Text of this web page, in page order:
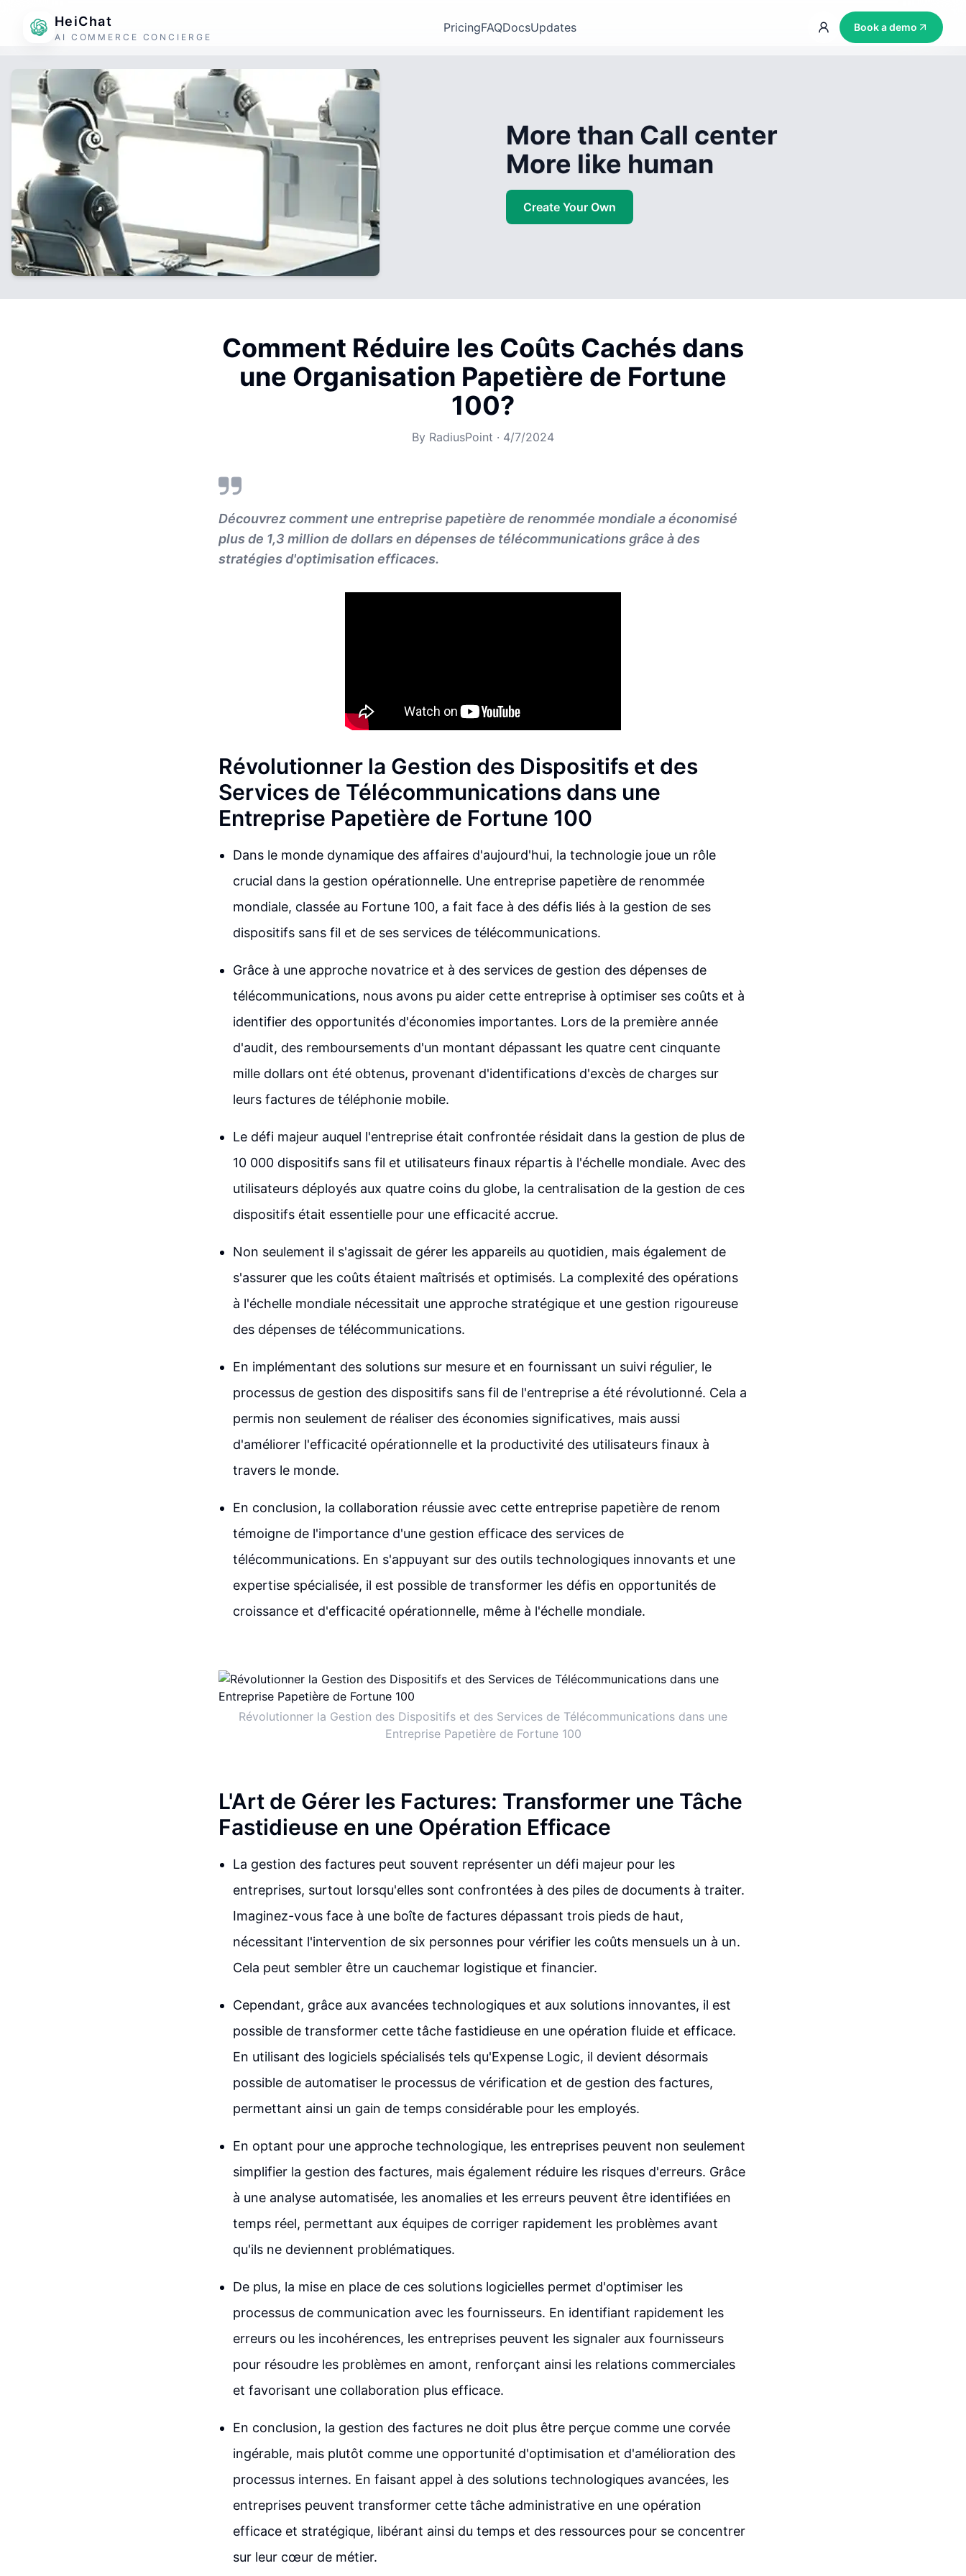
HeiChat
AI COMMERCE CONCIERGE
PricingFAQDocsUpdates Book a demo
More than Call center
More like human
Create Your Own
Comment Réduire les Coûts Cachés dans
une Organisation Papetière de Fortune
100?
By RadiusPoint · 4/7/2024
Découvrez comment une entreprise papetière de renommée mondiale a économisé
plus de 1,3 million de dollars en dépenses de télécommunications grâce à des
stratégies d'optimisation efficaces.
Révolutionner la Gestion des Dispositifs et des
Services de Télécommunications dans une
Entreprise Papetière de Fortune 100
Dans le monde dynamique des affaires d'aujourd'hui, la technologie joue un rôle
crucial dans la gestion opérationnelle. Une entreprise papetière de renommée
mondiale, classée au Fortune 100, a fait face à des défis liés à la gestion de ses
dispositifs sans fil et de ses services de télécommunications.
Grâce à une approche novatrice et à des services de gestion des dépenses de
télécommunications, nous avons pu aider cette entreprise à optimiser ses coûts et à
identifier des opportunités d'économies importantes. Lors de la première année
d'audit, des remboursements d'un montant dépassant les quatre cent cinquante
mille dollars ont été obtenus, provenant d'identifications d'excès de charges sur
leurs factures de téléphonie mobile.
Le défi majeur auquel l'entreprise était confrontée résidait dans la gestion de plus de
10 000 dispositifs sans fil et utilisateurs finaux répartis à l'échelle mondiale. Avec des
utilisateurs déployés aux quatre coins du globe, la centralisation de la gestion de ces
dispositifs était essentielle pour une efficacité accrue.
Non seulement il s'agissait de gérer les appareils au quotidien, mais également de
s'assurer que les coûts étaient maîtrisés et optimisés. La complexité des opérations
à l'échelle mondiale nécessitait une approche stratégique et une gestion rigoureuse
des dépenses de télécommunications.
En implémentant des solutions sur mesure et en fournissant un suivi régulier, le
processus de gestion des dispositifs sans fil de l'entreprise a été révolutionné. Cela a
permis non seulement de réaliser des économies significatives, mais aussi
d'améliorer l'efficacité opérationnelle et la productivité des utilisateurs finaux à
travers le monde.
En conclusion, la collaboration réussie avec cette entreprise papetière de renom
témoigne de l'importance d'une gestion efficace des services de
télécommunications. En s'appuyant sur des outils technologiques innovants et une
expertise spécialisée, il est possible de transformer les défis en opportunités de
croissance et d'efficacité opérationnelle, même à l'échelle mondiale.
Révolutionner la Gestion des Dispositifs et des Services de Télécommunications dans une
Entreprise Papetière de Fortune 100
L'Art de Gérer les Factures: Transformer une Tâche
Fastidieuse en une Opération Efficace
La gestion des factures peut souvent représenter un défi majeur pour les
entreprises, surtout lorsqu'elles sont confrontées à des piles de documents à traiter.
Imaginez-vous face à une boîte de factures dépassant trois pieds de haut,
nécessitant l'intervention de six personnes pour vérifier les coûts mensuels un à un.
Cela peut sembler être un cauchemar logistique et financier.
Cependant, grâce aux avancées technologiques et aux solutions innovantes, il est
possible de transformer cette tâche fastidieuse en une opération fluide et efficace.
En utilisant des logiciels spécialisés tels qu'Expense Logic, il devient désormais
possible de automatiser le processus de vérification et de gestion des factures,
permettant ainsi un gain de temps considérable pour les employés.
En optant pour une approche technologique, les entreprises peuvent non seulement
simplifier la gestion des factures, mais également réduire les risques d'erreurs. Grâce
à une analyse automatisée, les anomalies et les erreurs peuvent être identifiées en
temps réel, permettant aux équipes de corriger rapidement les problèmes avant
qu'ils ne deviennent problématiques.
De plus, la mise en place de ces solutions logicielles permet d'optimiser les
processus de communication avec les fournisseurs. En identifiant rapidement les
erreurs ou les incohérences, les entreprises peuvent les signaler aux fournisseurs
pour résoudre les problèmes en amont, renforçant ainsi les relations commerciales
et favorisant une collaboration plus efficace.
En conclusion, la gestion des factures ne doit plus être perçue comme une corvée
ingérable, mais plutôt comme une opportunité d'optimisation et d'amélioration des
processus internes. En faisant appel à des solutions technologiques avancées, les
entreprises peuvent transformer cette tâche administrative en une opération
efficace et stratégique, libérant ainsi du temps et des ressources pour se concentrer
sur leur cœur de métier.